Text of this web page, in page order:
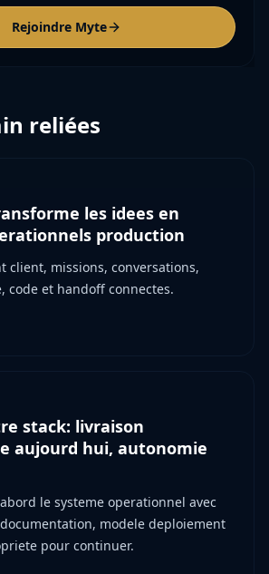
Rejoindre Myte
reliées
les idees en
production
client, missions, conversations,
code et handoff connectes.
stack: livraison
aujourd hui, autonomie
le systeme operationnel avec
modele deploiement
pour continuer.